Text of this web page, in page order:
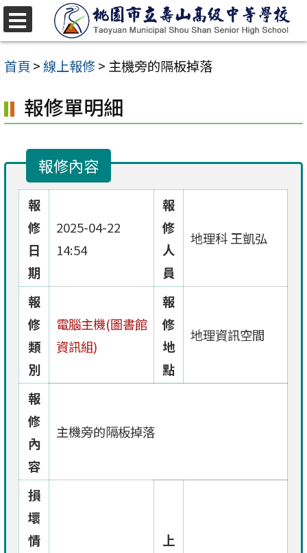
跳
至
主
內
容
首頁 >線上報修> 主機旁的隔板掉落
報修單明細
報修內容
報
修
日
期
2025-04-22
14:54
報
修
人
員
地理科 王凱弘
報
修
類
別
電腦主機(圖書館
資訊組)
報
修
地
點
地理資訊空間
報
修
內
容
主機旁的隔板掉落
損
壞
情
上
選
單